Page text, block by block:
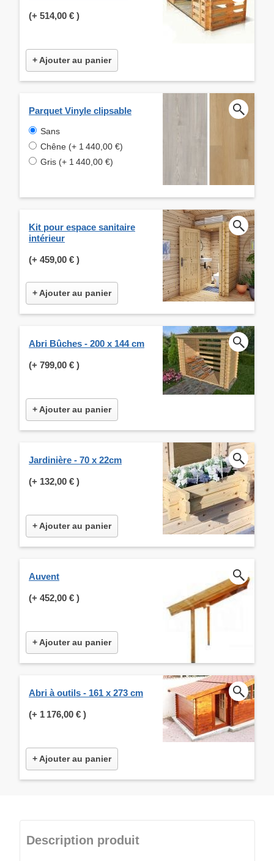
(+ 514,00 € )
+ Ajouter au panier
Parquet Vinyle clipsable
Sans
Chêne (+ 1 440,00 €)
Gris (+ 1 440,00 €)
Kit pour espace sanitaire
intérieur
(+ 459,00 € )
+ Ajouter au panier
Abri Bûches - 200 x 144 cm
(+ 799,00 € )
+ Ajouter au panier
Jardinière - 70 x 22cm
(+ 132,00 € )
+ Ajouter au panier
Auvent
(+ 452,00 € )
+ Ajouter au panier
Abri à outils - 161 x 273 cm
(+ 1 176,00 € )
+ Ajouter au panier
Description produit